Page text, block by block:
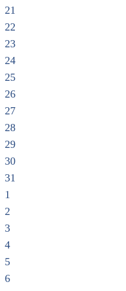
21
22
23
24
25
26
27
28
29
30
31
1
2
3
4
5
6